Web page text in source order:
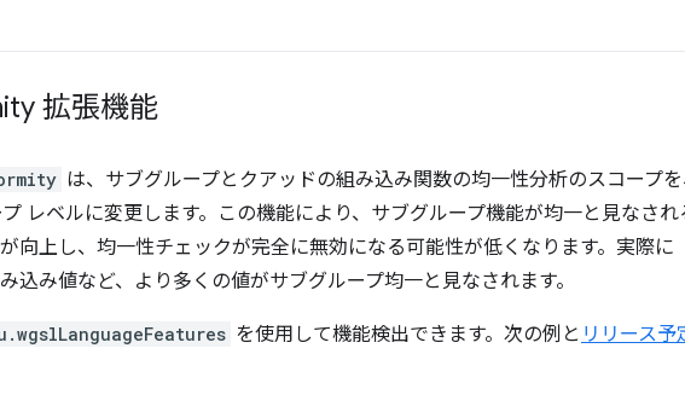
拡張機能
は、サブグループとクアッドの組み込み関数の均一性分析のスコープを
レベルに変更します。この機能により、サブグループ機能が均一と見なされ
向上し、均一性チェックが完全に無効になる可能性が低くなります。実際に
込み値など、より多くの値がサブグループ均一と見なされます。
を使用して機能検出できます。次の例と リリース予